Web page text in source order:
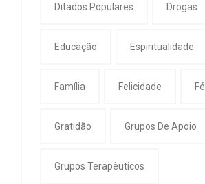
Ditados Populares Drogas
Educação Espiritualidade
Família Felicidade Fé
Gratidão Grupos De Apoio
Grupos Terapêuticos